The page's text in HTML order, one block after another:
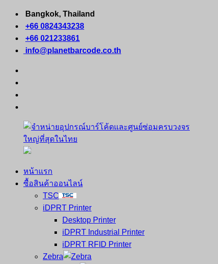
Skip
content
Bangkok, Thailand
+66 0824343238
+66 021233861
info@planetbarcode.co.th
จำหน่าย
คอมพิวเตอร์
หน้าแรก
ซื้อสินค้าออนไลน์
TSC
iDPRT Printer
Desktop Printer
iDPRT Industrial Printer
iDPRT RFID Printer
Zebra